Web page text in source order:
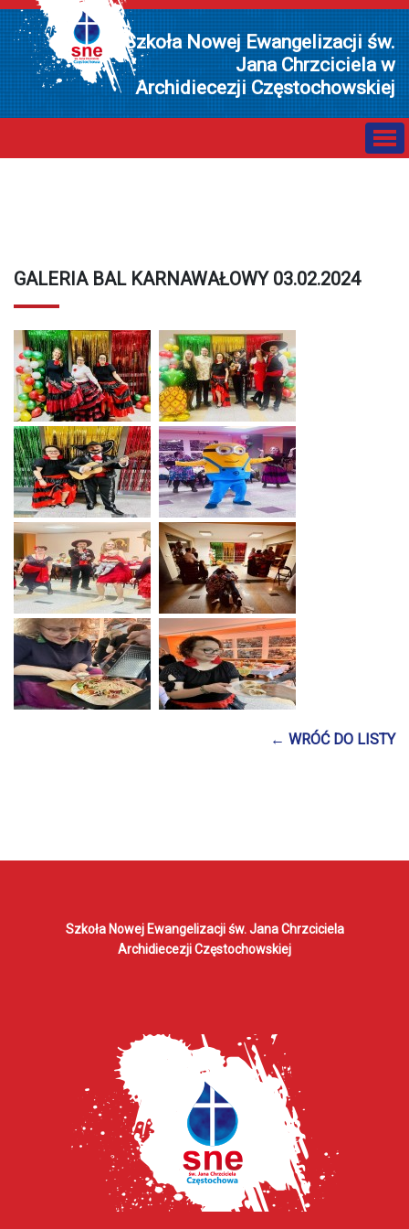
Szkoła Nowej Ewangelizacji św.
Jana Chrzciciela w
Archidiecezji Częstochowskiej
GALERIA BAL KARNAWAŁOWY 03.02.2024
← WRÓĆ DO LISTY
Szkoła Nowej Ewangelizacjiśw. Jana Chrzciciela
Archidiecezji Częstochowskiej